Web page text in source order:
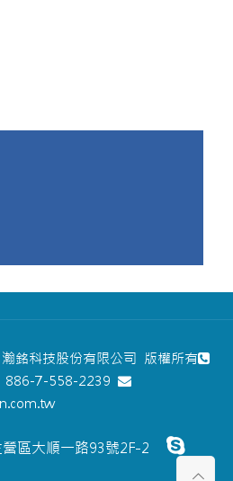
科技股份有限公司 版權所有
886-7-558-2239
區大順一路93號2F-2